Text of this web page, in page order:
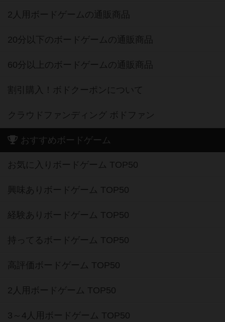
2人用ボードゲームの通販商品
20分以下のボードゲームの通販商品
60分以上のボードゲームの通販商品
割引購入！ボドクーポンについて
クラウドファンディング ボドファン
おすすめボードゲーム
お気に入りボードゲーム TOP50
興味ありボードゲーム TOP50
経験ありボードゲーム TOP50
持ってるボードゲーム TOP50
高評価ボードゲーム TOP50
2人用ボードゲーム TOP50
3～4人用ボードゲーム TOP50